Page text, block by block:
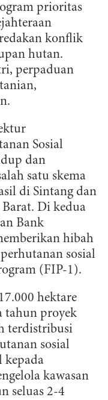
prioritas
konflik
hutan.
perpaduan
Sosial
dan
satu skema
di Sintang dan
Di kedua
Bank
hibah
sosial
(FIP-1).
hektare
tahun proyek
terdistribusi
sosial
kepada
kawasan
seluas 2-4